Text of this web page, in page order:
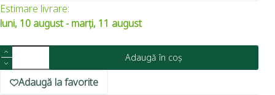
Estimare livrare:
luni, 10 august - marți, 11 august
Adaugă în coș
Adaugă la favorite